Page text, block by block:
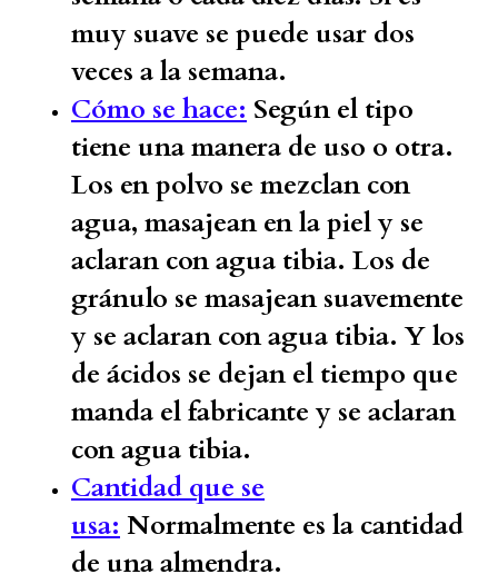
muy suave se puede usar dos
veces a la semana.
Cómo se hace: Según el tipo
tiene una manera de uso o otra.
Los en polvo se mezclan con
agua, masajean en la piel y se
aclaran con agua tibia. Los de
gránulo se masajean suavemente
y se aclaran con agua tibia. Y los
de ácidos se dejan el tiempo que
manda el fabricante y se aclaran
con agua tibia.
Cantidad que se
usa: Normalmente es la cantidad
de una almendra.